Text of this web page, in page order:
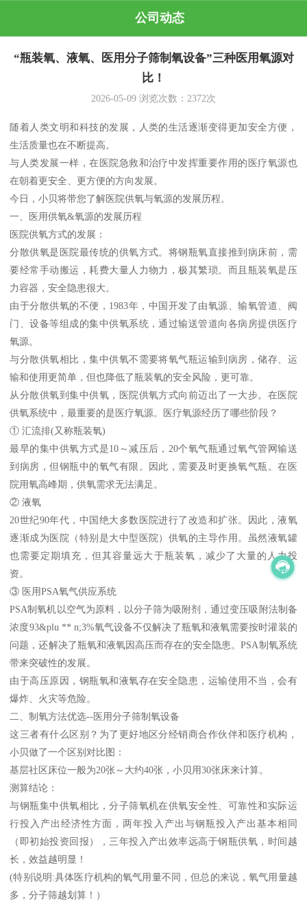
公司动态
“瓶装氧、液氧、医用分子筛制氧设备”三种医用氧源对
比！
2026-05-09 浏览次数： 2372次
随着人类文明和科技的发展，人类的生活逐渐变得更加安全方便，
生活质量也在不断提高。
与人类发展一样，在医院急救和治疗中发挥重要作用的医疗氧源也
在朝着更安全、更方便的方向发展。
今日，小贝将带您了解医院供氧与氧源的发展历程。
一、医用供氧&氧源的发展历程
医院供氧方式的发展：
分散供氧是医院最传统的供氧方式。将钢瓶氧直接推到病床前，需
要经常手动搬运，耗费大量人力物力，极其繁琐。而且瓶装氧是压
力容器，安全隐患很大。
由于分散供氧的不便，1983年，中国开发了由氧源、输氧管道、阀
门、设备等组成的集中供氧系统，通过输送管道向各病房提供医疗
氧源。
与分散供氧相比，集中供氧不需要将氧气瓶运输到病房，储存、运
输和使用更简单，但也降低了瓶装氧的安全风险，更可靠。
从分散供氧到集中供氧，医院供氧方式向前迈出了一大步。在医院
供氧系统中，最重要的是医疗氧源。医疗氧源经历了哪些阶段？
① 汇流排(又称瓶装氧)
最早的集中供氧方式是10～减压后，20个氧气瓶通过氧气管网输送
到病房，但钢瓶中的氧气有限。因此，需要及时更换氧气瓶。在医
院用氧高峰期，供氧需求无法满足。
② 液氧
20世纪90年代，中国绝大多数医院进行了改造和扩张。因此，液氧
逐渐成为医院（特别是大中型医院）供氧的主导作用。虽然液氧罐
也需要定期填充，但其容量远大于瓶装氧，减少了大量的人力投
资。
③ 医用PSA氧气供应系统
PSA制氧机以空气为原料，以分子筛为吸附剂，通过变压吸附法制备
浓度93&plu ** n;3%氧气设备不仅解决了瓶氧和液氧需要按时灌装的
问题，还解决了瓶氧和液氧因高压而存在的安全隐患。PSA制氧系统
带来突破性的发展。
由于高压原因，钢瓶氧和液氧存在安全隐患，运输使用不当，会有
爆炸、火灾等危险。
二、制氧方法优选--医用分子筛制氧设备
这三者有什么区别？为了更好地区分经销商合作伙伴和医疗机构，
小贝做了一个区别对比图：
基层社区床位一般为20张～大约40张，小贝用30张床来计算。
测算结论：
与钢瓶集中供氧相比，分子筛氧机在供氧安全性、可靠性和实际运
行投入产出经济性方面，两年投入产出与钢瓶投入产出基本相同
（即初始投资回报），三年投入产出效率远高于钢瓶供氧，时间越
长，效益越明显！
(特别说明:具体医疗机构的氧气用量不同，但总的来说，氧气用量越
多，分子筛越划算！）